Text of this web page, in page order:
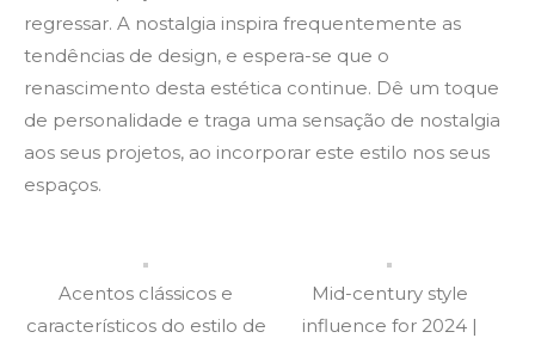
regressar. A nostalgia inspira frequentemente as
tendências de design, e espera-se que o
renascimento desta estética continue. Dê um toque
de personalidade e traga uma sensação de nostalgia
aos seus projetos, ao incorporar este estilo nos seus
espaços.
Acentos clássicos e
característicos do estilo de
Mid-century style
influence for 2024 |